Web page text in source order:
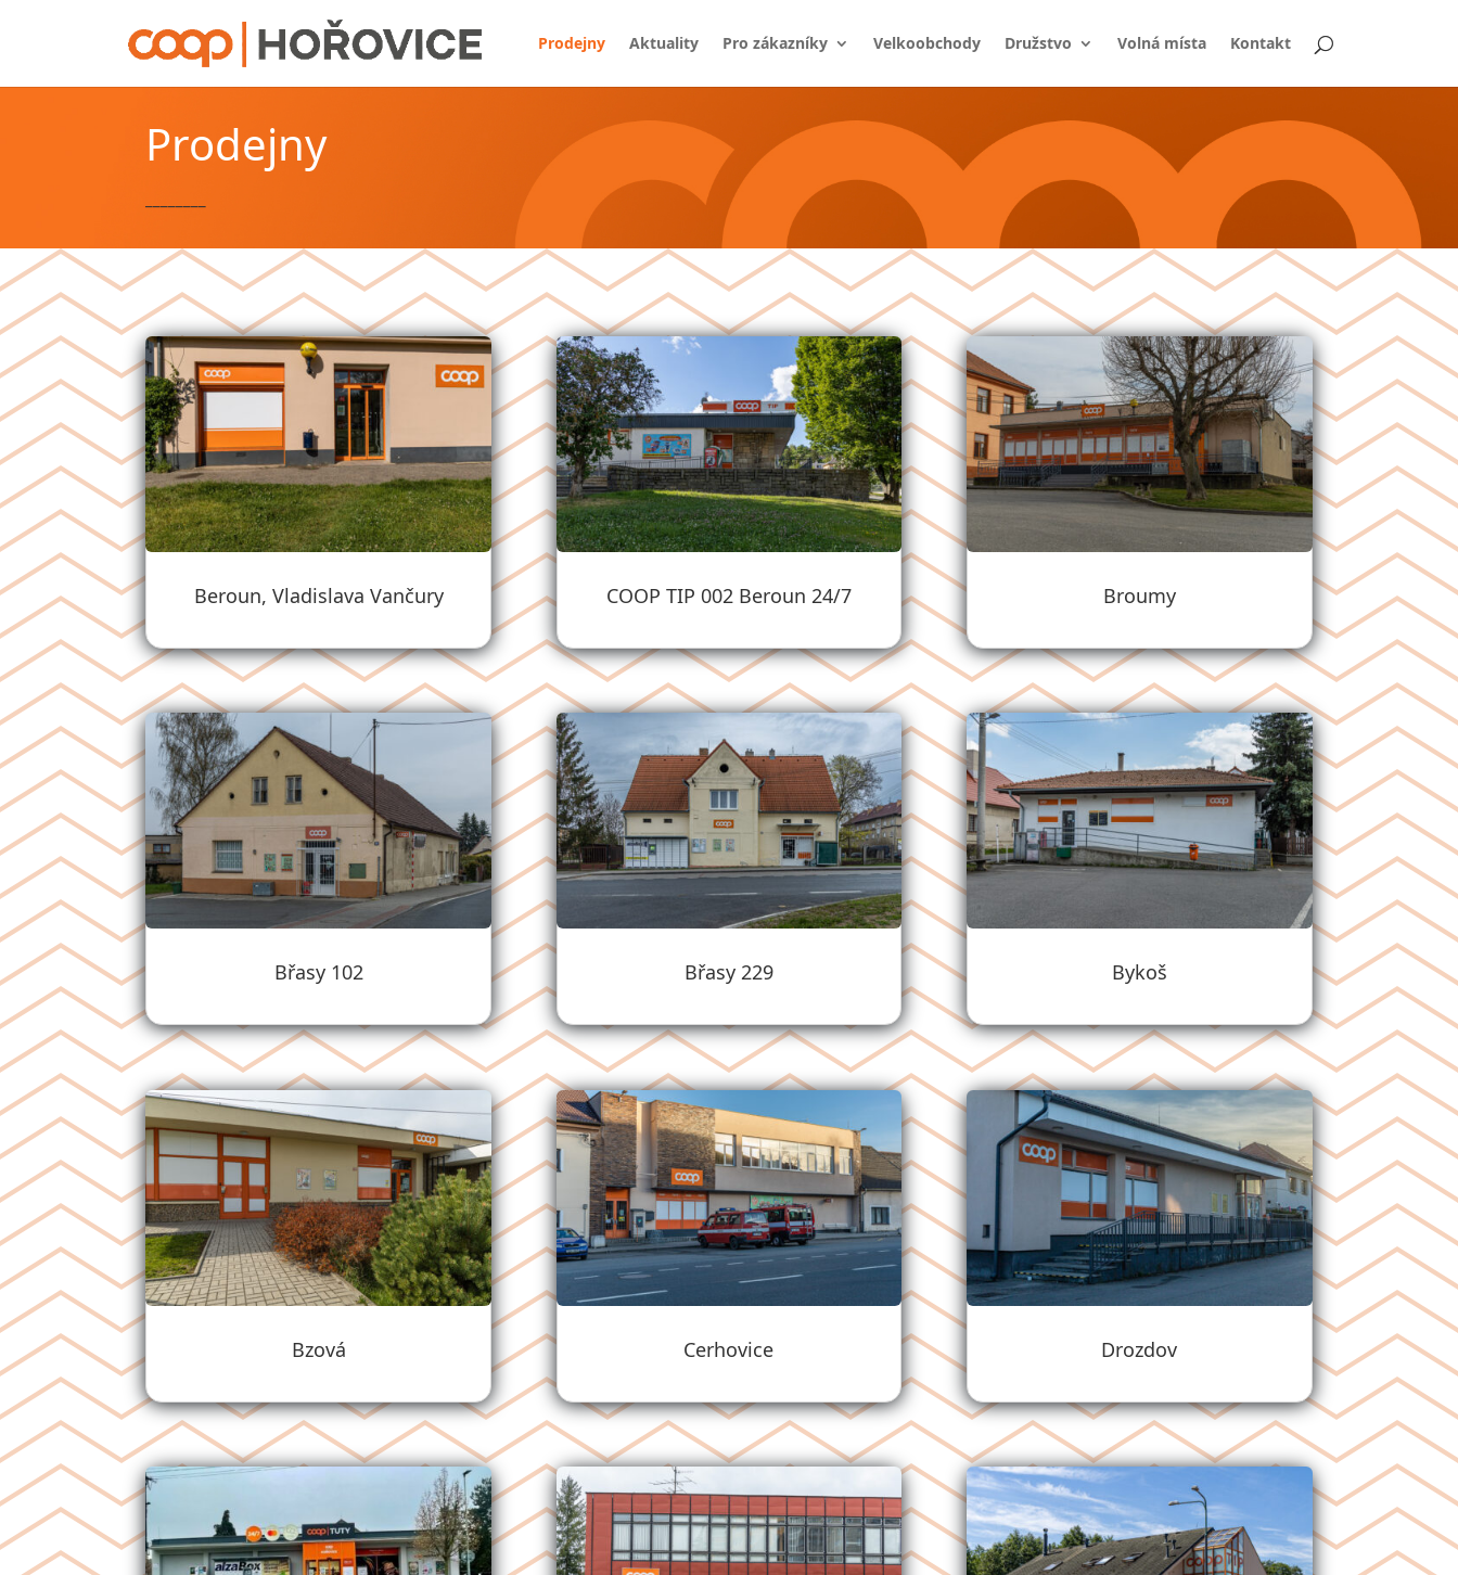
Prodejny Aktuality Pro zákazníky Velkoobchody Družstvo Volná místa Kontakt
Prodejny
Beroun, Vladislava Vančury
Břasy 102
Bzová
COOP TIP 002 Beroun 24/7
Břasy 229
Cerhovice
Broumy
Bykoš
Drozdov